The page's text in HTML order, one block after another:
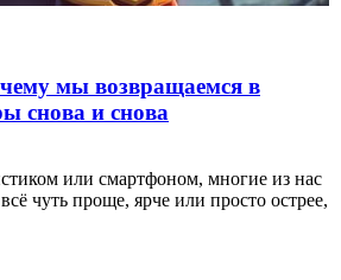
мы возвращаемся в
снова и снова
или смартфоном, многие из нас
чуть проще, ярче или просто острее,